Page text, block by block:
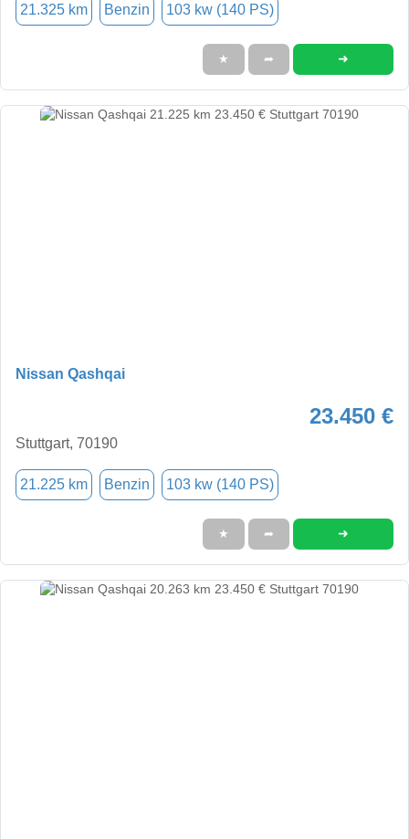
21.325 km Benzin 103 kw (140 PS)
★ ➦ ➜
Nissan Qashqai
23.450 €
Stuttgart, 70190
21.225 km Benzin 103 kw (140 PS)
★ ➦ ➜